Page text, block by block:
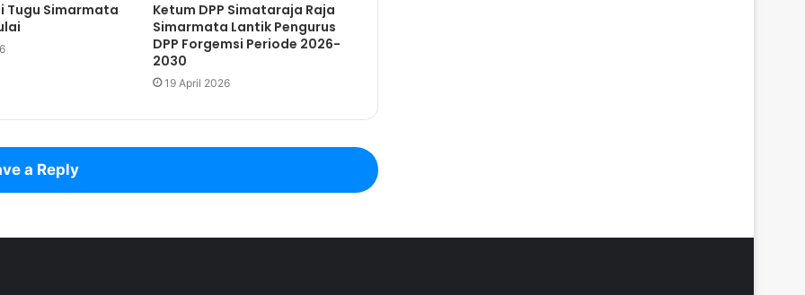
Tugu Simarmata
Ketum DPP Simataraja Raja
Simarmata Lantik Pengurus
DPP Forgemsi Periode 2026-
2030
19 April 2026
a Reply